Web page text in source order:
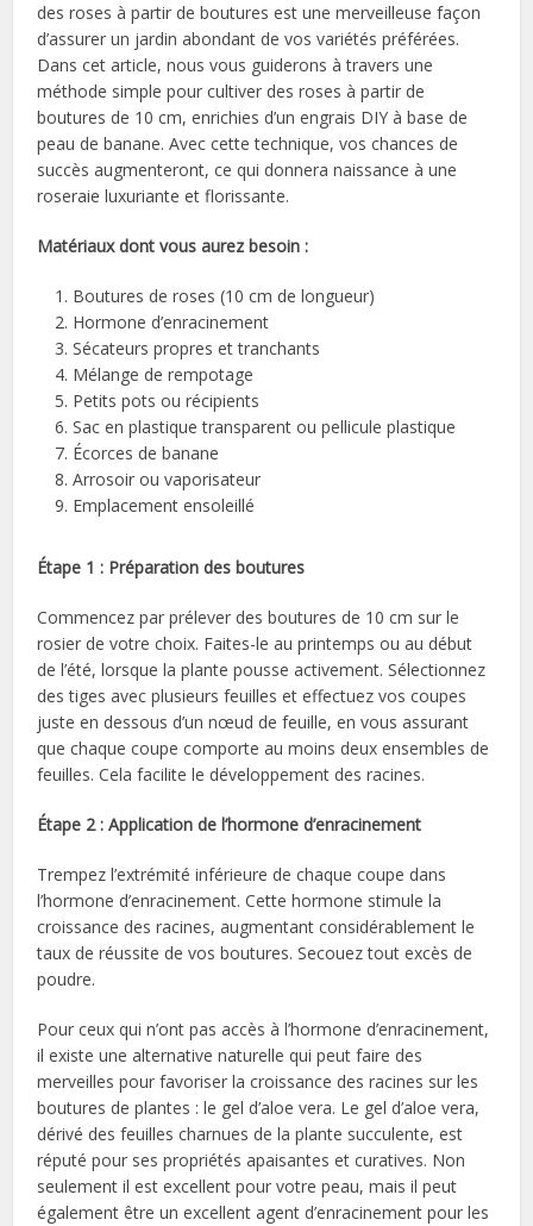
des roses à partir de boutures est une merveilleuse façon
d’assurer un jardin abondant de vos variétés préférées.
Dans cet article, nous vous guiderons à travers une
méthode simple pour cultiver des roses à partir de
boutures de 10 cm, enrichies d’un engrais DIY à base de
peau de banane. Avec cette technique, vos chances de
succès augmenteront, ce qui donnera naissance à une
roseraie luxuriante et florissante.
Matériaux dont vous aurez besoin :
Boutures de roses (10 cm de longueur)
Hormone d’enracinement
Sécateurs propres et tranchants
Mélange de rempotage
Petits pots ou récipients
Sac en plastique transparent ou pellicule plastique
Écorces de banane
Arrosoir ou vaporisateur
Emplacement ensoleillé
Étape 1 : Préparation des boutures
Commencez par prélever des boutures de 10 cm sur le
rosier de votre choix. Faites-le au printemps ou au début
de l’été, lorsque la plante pousse activement. Sélectionnez
des tiges avec plusieurs feuilles et effectuez vos coupes
juste en dessous d’un nœud de feuille, en vous assurant
que chaque coupe comporte au moins deux ensembles de
feuilles. Cela facilite le développement des racines.
Étape 2 : Application de l’hormone d’enracinement
Trempez l’extrémité inférieure de chaque coupe dans
l’hormone d’enracinement. Cette hormone stimule la
croissance des racines, augmentant considérablement le
taux de réussite de vos boutures. Secouez tout excès de
poudre.
Pour ceux qui n’ont pas accès à l’hormone d’enracinement,
il existe une alternative naturelle qui peut faire des
merveilles pour favoriser la croissance des racines sur les
boutures de plantes : le gel d’aloe vera. Le gel d’aloe vera,
dérivé des feuilles charnues de la plante succulente, est
réputé pour ses propriétés apaisantes et curatives. Non
seulement il est excellent pour votre peau, mais il peut
également être un excellent agent d’enracinement pour les